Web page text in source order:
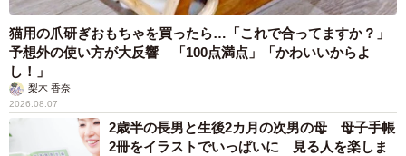
猫用の爪研ぎおもちゃを買ったら…「これで合ってますか？」
予想外の使い方が大反響 「100点満点」「かわいいからよ
し！」
梨木 香奈
2026.08.07
2歳半の長男と生後2カ月の次男の母 母子手帳
2冊をイラストでいっぱいに 見る人を楽しま